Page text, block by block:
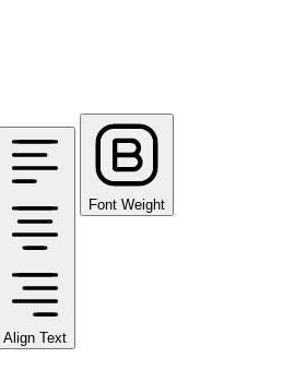
Align Text
Font Weight